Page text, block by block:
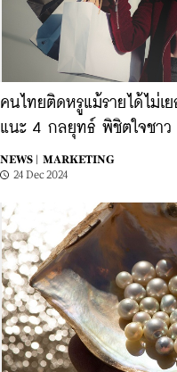
คนไทยติดหรูแม้รายได้ไม่เ
แนะ 4 กลยุทธ์ พิชิตใจชาว
NEWS |
MARKETING
24 Dec 2024